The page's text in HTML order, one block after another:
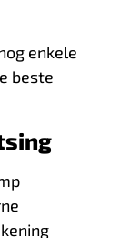
enkele
beste